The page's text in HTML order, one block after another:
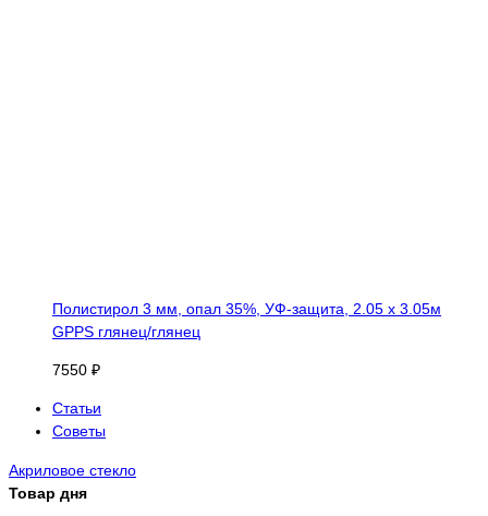
Полистирол 3 мм, опал 35%, УФ-защита, 2.05 х 3.05м
GPPS глянец/глянец
7550 ₽
Статьи
Советы
Акриловое стекло
Товар дня